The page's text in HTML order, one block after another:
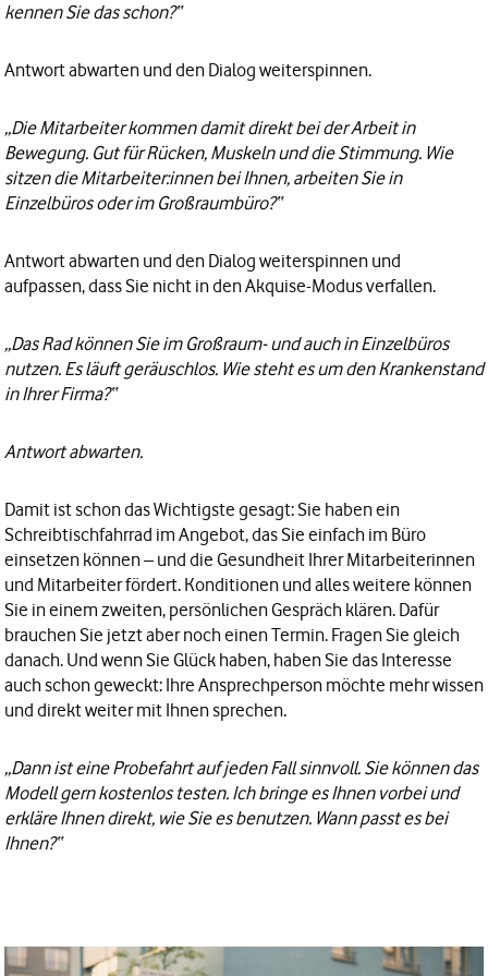
kennen Sie das schon?“
Antwort abwarten und den Dialog weiterspinnen.
„Die Mitarbeiter kommen damit direkt bei der Arbeit in
Bewegung. Gut für Rücken, Muskeln und die Stimmung. Wie
sitzen die Mitarbeiter:innen bei Ihnen, arbeiten Sie in
Einzelbüros oder im Großraumbüro?“
Antwort abwarten und den Dialog weiterspinnen und
aufpassen, dass Sie nicht in den Akquise-Modus verfallen.
„Das Rad können Sie im Großraum- und auch in Einzelbüros
nutzen. Es läuft geräuschlos. Wie steht es um den Krankenstand
in Ihrer Firma?“
Antwort abwarten.
Damit ist schon das Wichtigste gesagt: Sie haben ein
Schreibtischfahrrad im Angebot, das Sie einfach im Büro
einsetzen können – und die Gesundheit Ihrer Mitarbeiterinnen
und Mitarbeiter fördert. Konditionen und alles weitere können
Sie in einem zweiten, persönlichen Gespräch klären. Dafür
brauchen Sie jetzt aber noch einen Termin. Fragen Sie gleich
danach. Und wenn Sie Glück haben, haben Sie das Interesse
auch schon geweckt: Ihre Ansprechperson möchte mehr wissen
und direkt weiter mit Ihnen sprechen.
„Dann ist eine Probefahrt auf jeden Fall sinnvoll. Sie können das
Modell gern kostenlos testen. Ich bringe es Ihnen vorbei und
erkläre Ihnen direkt, wie Sie es benutzen. Wann passt es bei
Ihnen?“